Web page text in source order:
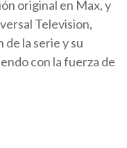
original en Max, y
Television,
la serie y su
con la fuerza de